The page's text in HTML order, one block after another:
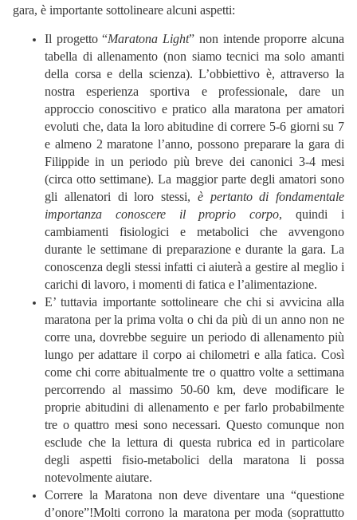
gara, è importante sottolineare alcuni aspetti:
Il progetto “Maratona Light” non intende proporre alcuna
tabella di allenamento (non siamo tecnici ma solo amanti
della corsa e della scienza). L’obbiettivo è, attraverso la
nostra esperienza sportiva e professionale, dare un
approccio conoscitivo e pratico alla maratona per amatori
evoluti che, data la loro abitudine di correre 5-6 giorni su 7
e almeno 2 maratone l’anno, possono preparare la gara di
Filippide in un periodo più breve dei canonici 3-4 mesi
(circa otto settimane). La maggior parte degli amatori sono
gli allenatori di loro stessi, è pertanto di fondamentale
importanza conoscere il proprio corpo, quindi i
cambiamenti fisiologici e metabolici che avvengono
durante le settimane di preparazione e durante la gara. La
conoscenza degli stessi infatti ci aiuterà a gestire al meglio i
carichi di lavoro, i momenti di fatica e l’alimentazione.
E’ tuttavia importante sottolineare che chi si avvicina alla
maratona per la prima volta o chi da più di un anno non ne
corre una, dovrebbe seguire un periodo di allenamento più
lungo per adattare il corpo ai chilometri e alla fatica. Così
come chi corre abitualmente tre o quattro volte a settimana
percorrendo al massimo 50-60 km, deve modificare le
proprie abitudini di allenamento e per farlo probabilmente
tre o quattro mesi sono necessari. Questo comunque non
esclude che la lettura di questa rubrica ed in particolare
degli aspetti fisio-metabolici della maratona li possa
notevolmente aiutare.
Correre la Maratona non deve diventare una “questione
d’onore”!Molti corrono la maratona per moda (soprattutto